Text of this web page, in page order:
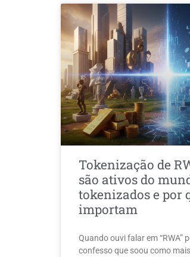
Tokenização de
são ativos do
tokenizados e por
importam
Quando ouvi falar em “RWA”
confesso que soou como